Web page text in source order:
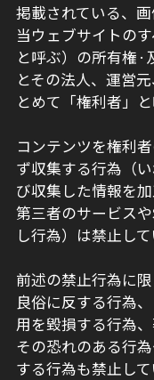
掲載されている、
当ウェブサイトの
と呼ぶ）の所有権·
とその法人、運営
とめて「権利者」
コンテンツを権利
ず収集する行為（
び収集した情報を
第三者のサービス
し行為）は禁止して
前述の禁止行為に
良俗に反する行為
用を毀損する行為
その恐れのある行
する行為も禁止して